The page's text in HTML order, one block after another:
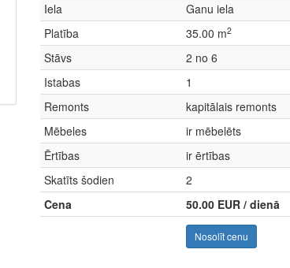
Iela
Ganu iela
Platība
35.00 m2
Stāvs
2 no 6
Istabas
1
Remonts
kapitālais remonts
Mēbeles
ir mēbelēts
Ērtības
ir ērtības
Skatīts šodien
2
Cena
50.00 EUR / dienā
Nosolīt cenu